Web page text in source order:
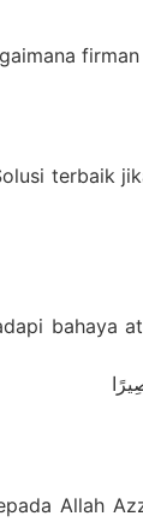
firman
terbaik
bahaya
Allah